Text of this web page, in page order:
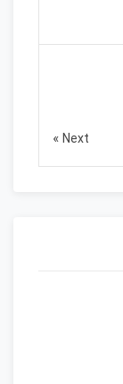
Next »